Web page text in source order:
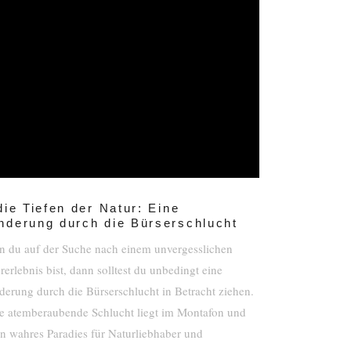
Tiefen der Natur: Eine
durch die Bürserschlucht
du auf der Suche nach einem unvergesslichen
bist, dann solltest du unbedingt eine
durch die Bürserschlucht in Betracht ziehen.
atemberaubende Schlucht liegt im Montafon und
wahres Paradies für Naturliebhaber und